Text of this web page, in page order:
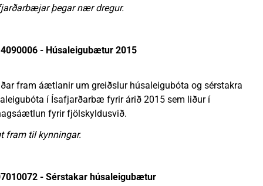
þegar nær dregur.
- Húsaleigubætur 2015
fram áætlanir um greiðslur húsaleigubóta og sérstakra
í Ísafjarðarbæ fyrir árið 2015 sem liður í
fyrir fjölskyldusvið.
fram til kynningar.
- Sérstakar húsaleigubætur